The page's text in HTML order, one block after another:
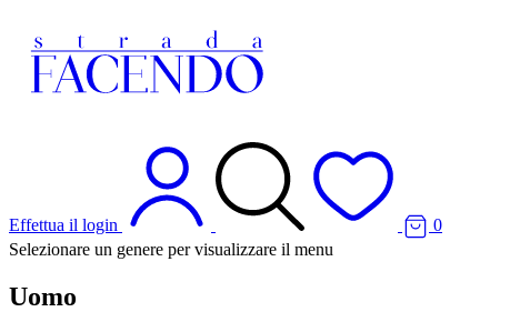
Effettua il login
0
Selezionare un genere per visualizzare il menu
Uomo